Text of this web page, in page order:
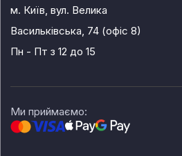
м. Київ, вул. Велика
Васильківська, 74 (офіс 8)
Пн - Пт з 12 до 15
Ми приймаємо: